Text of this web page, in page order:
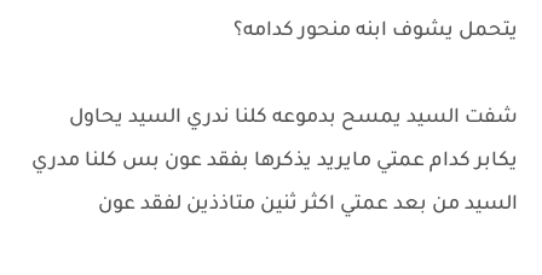
يتحمل يشوف ابنه منحور كدامه؟
شفت السيد يمسح بدموعه كلنا ندري السيد يحاول
يكابر كدام عمتي مايريد يذكرها بفقد عون بس كلنا مدري
السيد من بعد عمتي اكثر ثنين متاذذين لفقد عون